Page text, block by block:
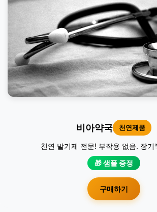
비아약국 천연제품
천연 발기제 전문! 부작용 없음. 장기
🎁 샘플 증정
구매하기